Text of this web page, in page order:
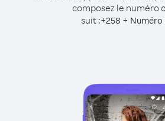
composez le numéro
suit :+258 +